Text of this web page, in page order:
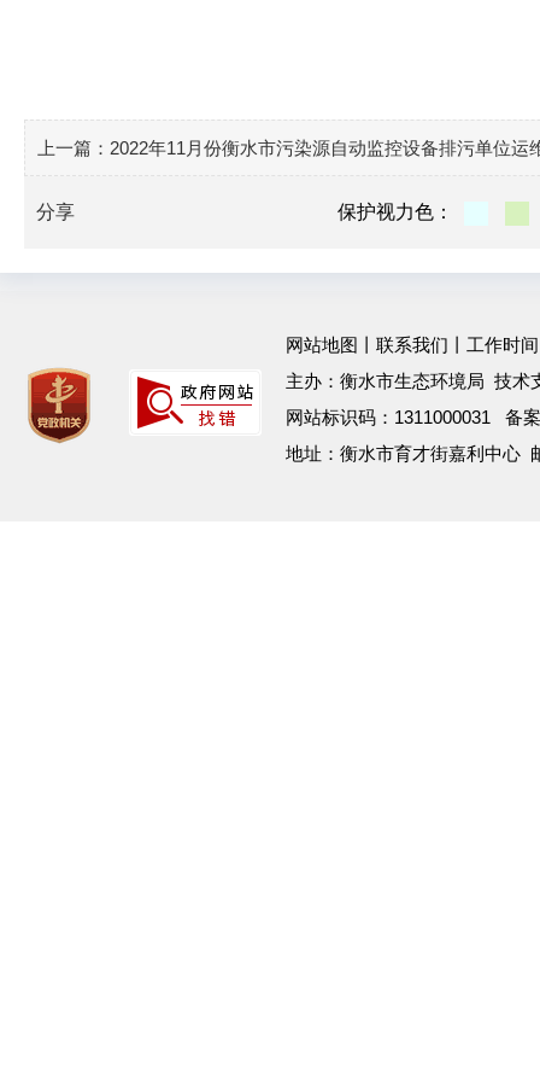
上一篇： 2022年11月份衡水市污染源自动监控设备排污单位运
保护视力色：
分享
网站地图 联系我们 丨工作时
主办：衡水市生态环境局 技术
网站标识码：1311000031 备
地址：衡水市育才街嘉利中